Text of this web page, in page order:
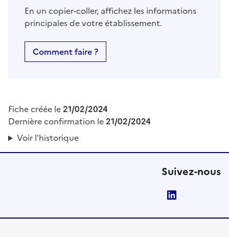
En un copier-coller, affichez les informations
principales de votre établissement.
Comment faire ?
Fiche créée le21/02/2024
Dernière confirmation le21/02/2024
Voir l'historique
Suivez-nous